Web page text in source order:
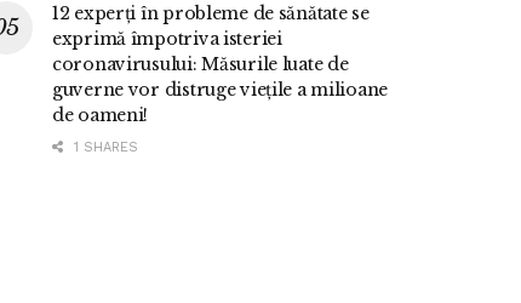
12 experți în probleme de sănătate se
exprimă împotriva isteriei
coronavirusului: Măsurile luate de
guverne vor distruge viețile a milioane
de oameni!
1 SHARES